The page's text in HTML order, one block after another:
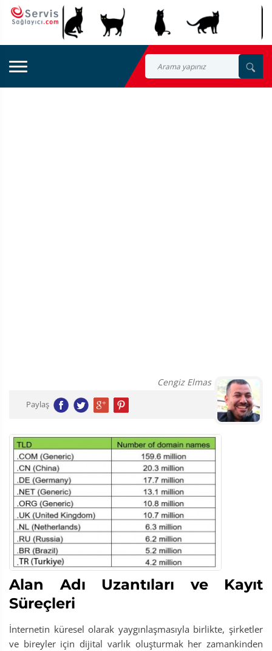
Cengiz Elmas
Paylaş
Alan Adı Uzantıları ve Kayıt
Süreçleri
İnternetin küresel olarak yaygınlaşmasıyla birlikte, şirketler
ve bireyler için dijital varlık oluşturmak her zamankinden